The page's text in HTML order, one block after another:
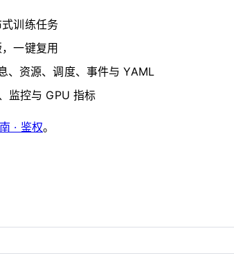
训练任务
一键复用
、资源、调度、事件与 YAML
监控与 GPU 指标
· 鉴权。